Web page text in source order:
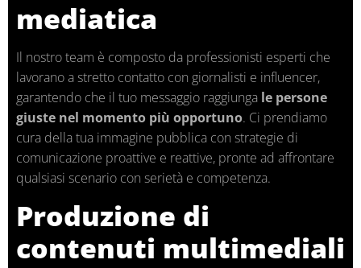
mediatica
Il nostro team è composto da professionisti esperti che
lavorano a stretto contatto con giornalisti e influencer,
garantendo che il tuo messaggio raggiunga le persone
giuste nel momento più opportuno. Ci prendiamo
cura della tua immagine pubblica con strategie di
comunicazione proattive e reattive, pronte ad affrontare
qualsiasi scenario con serietà e competenza.
Produzione di
contenuti multimediali